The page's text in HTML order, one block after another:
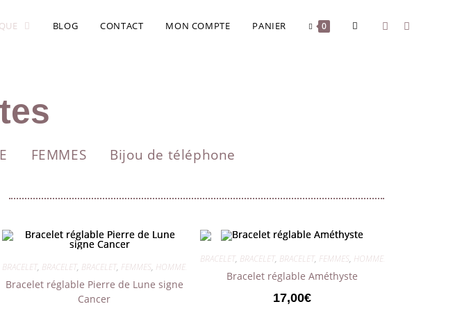
BLOG CONTACT MON COMPTE PANIER 0
FEMMES Bijou de téléphone
BRACELET, BRACELET, BRACELET, FEMMES, HOMMES
Bracelet réglable Pierre de Lune signe
Cancer
BRACELET, BRACELET, BRACELET, FEMMES, HOMMES
Bracelet réglable Améthyste
17,00€